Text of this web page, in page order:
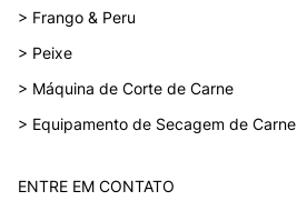
> Frango & Peru
> Peixe
> Máquina de Corte de Carne
> Equipamento de Secagem de Carne
ENTRE EM CONTATO